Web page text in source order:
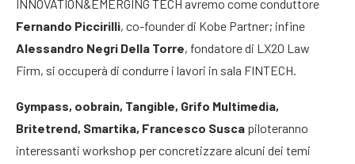
INNOVATION&EMERGING TECH avremo come conduttore
Fernando Piccirilli, co-founder di Kobe Partner; infine
Alessandro Negri Della Torre, fondatore di LX20 Law
Firm, si occuperà di condurre i lavori in sala FINTECH.
Gympass, oobrain, Tangible, Grifo Multimedia,
Britetrend, Smartika, Francesco Susca piloteranno
interessanti workshop per concretizzare alcuni dei temi